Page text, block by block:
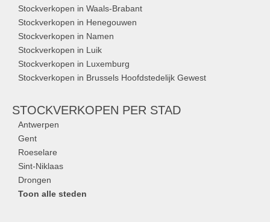
Stockverkopen in Waals-Brabant
Stockverkopen in Henegouwen
Stockverkopen in Namen
Stockverkopen in Luik
Stockverkopen in Luxemburg
Stockverkopen in Brussels Hoofdstedelijk Gewest
STOCKVERKOPEN PER STAD
Antwerpen
Gent
Roeselare
Sint-Niklaas
Drongen
Toon alle steden